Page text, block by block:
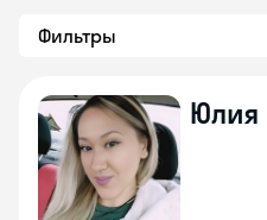
Фильтры
Юлия